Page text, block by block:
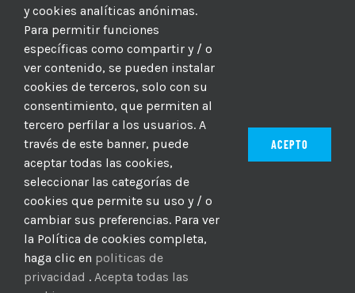
© 2012–2025 |CICIC| Hosting: Hosting Para PYMES
MBAGIO.COM
| Todos los derechos reservados
FacebookTwitterYouTube
y cookies analíticas anónimas.
Para permitir funciones
específicas como compartir y / o
ver contenido, se pueden instalar
cookies de terceros, solo con su
consentimiento, que permiten al
tercero perfilar a los usuarios. A
través de este banner, puede
aceptar todas las cookies,
seleccionar las categorías de
cookies que permite su uso y / o
cambiar sus preferencias. Para ver
la Política de cookies completa,
haga clic en politicas de
privacidad . Acepta todas las
ACEPTO